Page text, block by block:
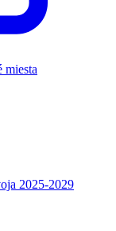
miesta
2025-2029